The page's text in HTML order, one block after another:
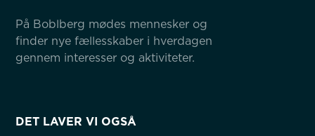
På Boblberg mødes mennesker og
finder nye fællesskaber i hverdagen
gennem interesser og aktiviteter.
DET LAVER VI OGSÅ